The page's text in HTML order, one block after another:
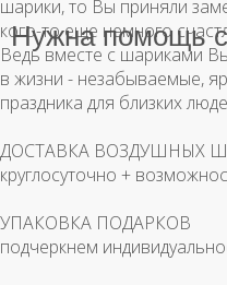
Нужна помощь
шарики, то Вы приняли
кого-то еще немного
Ведь вместе с шариками
в жизни - незабываемые,
праздника для близких
ДОСТАВКА ВОЗДУШНЫХ
круглосуточно +
УПАКОВКА ПОДАРКОВ
подчеркнем